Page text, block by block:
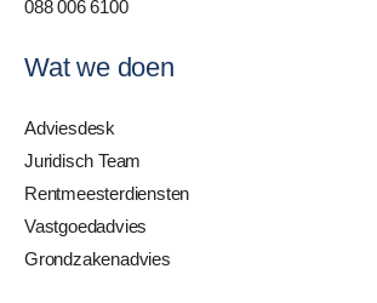
088 006 6100
Wat we doen
Adviesdesk
Juridisch Team
Rentmeesterdiensten
Vastgoedadvies
Grondzakenadvies